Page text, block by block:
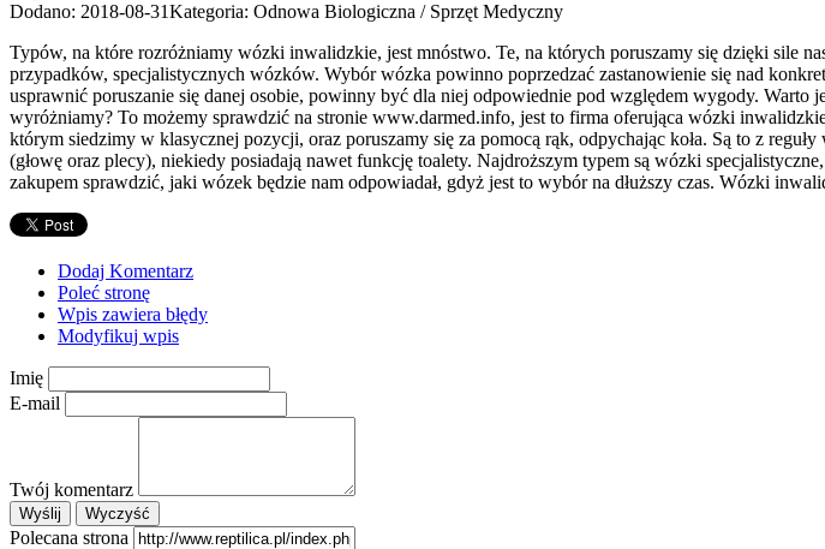
Dodano: 2018-08-31Kategoria: Odnowa Biologiczna / Sprzęt Medyczny
Typów, na które rozróżniamy wózki inwalidzkie, jest mnóstwo. Te, na których poruszamy się dzięki sile
przypadków, specjalistycznych wózków. Wybór wózka powinno poprzedzać zastanowienie się nad
usprawnić poruszanie się danej osobie, powinny być dla niej odpowiednie pod względem wygody.
wyróżniamy? To możemy sprawdzić na stronie www.darmed.info, jest to firma oferująca wózki
którym siedzimy w klasycznej pozycji, oraz poruszamy się za pomocą rąk, odpychając koła. Są to z
(głowę oraz plecy), niekiedy posiadają nawet funkcję toalety. Najdroższym typem są wózki
zakupem sprawdzić, jaki wózek będzie nam odpowiadał, gdyż jest to wybór na dłuższy czas. Wózki
Dodaj Komentarz
Poleć stronę
Wpis zawiera błędy
Modyfikuj wpis
Imię
E-mail
Twój komentarz
Polecana strona